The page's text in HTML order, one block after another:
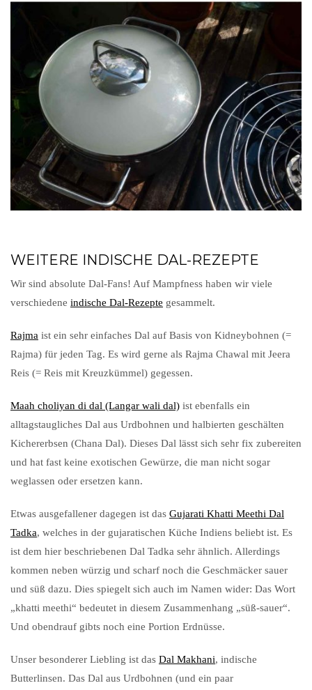
WEITERE INDISCHE DAL-REZEPTE
Wir sind absolute Dal-Fans! Auf Mampfness haben wir viele
verschiedene indische Dal-Rezepte gesammelt.
Rajma ist ein sehr einfaches Dal auf Basis von Kidneybohnen (=
Rajma) für jeden Tag. Es wird gerne als Rajma Chawal mit Jeera
Reis (= Reis mit Kreuzkümmel) gegessen.
Maah choliyan di dal (Langar wali dal) ist ebenfalls ein
alltagstaugliches Dal aus Urdbohnen und halbierten geschälten
Kichererbsen (Chana Dal). Dieses Dal lässt sich sehr fix zubereiten
und hat fast keine exotischen Gewürze, die man nicht sogar
weglassen oder ersetzen kann.
Etwas ausgefallener dagegen ist das Gujarati Khatti Meethi Dal
Tadka, welches in der gujaratischen Küche Indiens beliebt ist. Es
ist dem hier beschriebenen Dal Tadka sehr ähnlich. Allerdings
kommen neben würzig und scharf noch die Geschmäcker sauer
und süß dazu. Dies spiegelt sich auch im Namen wider: Das Wort
„khatti meethi“ bedeutet in diesem Zusammenhang „süß-sauer“.
Und obendrauf gibts noch eine Portion Erdnüsse.
Unser besonderer Liebling ist das Dal Makhani, indische
Butterlinsen. Das Dal aus Urdbohnen (und ein paar